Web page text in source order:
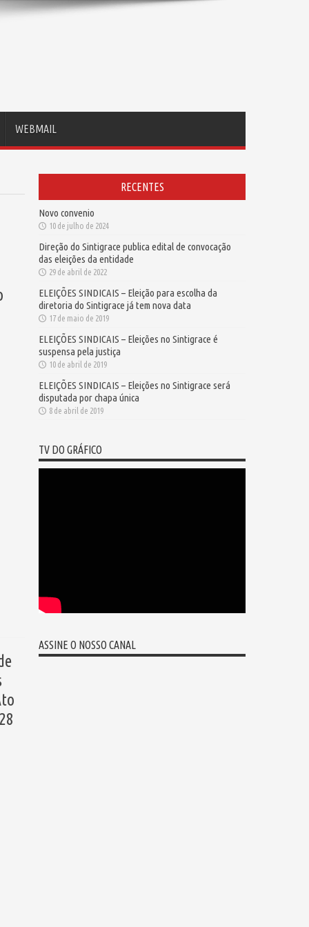
WEBMAIL
RECENTES
Novo convenio
10 de julho de 2024
Direção do Sintigrace publica edital de convocação
das eleições da entidade
29 de abril de 2022
ELEIÇÕES SINDICAIS – Eleição para escolha da
diretoria do Sintigrace já tem nova data
17 de maio de 2019
ELEIÇÕES SINDICAIS – Eleições no Sintigrace é
suspensa pela justiça
10 de abril de 2019
ELEIÇÕES SINDICAIS – Eleições no Sintigrace será
disputada por chapa única
8 de abril de 2019
TV DO GRÁFICO
ASSINE O NOSSO CANAL